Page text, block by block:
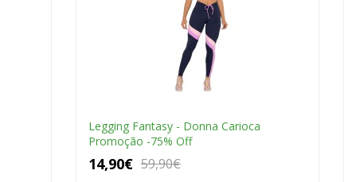
Legging Fantasy - Donna Carioca
Promoção -75% Off
14,90€ 59,90€